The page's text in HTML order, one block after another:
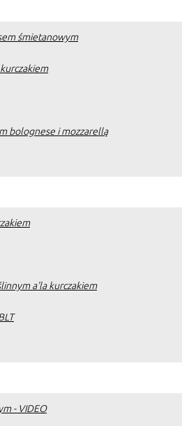
śmietanowym
bolognese i mozzarellą
a'la kurczakiem
- VIDEO